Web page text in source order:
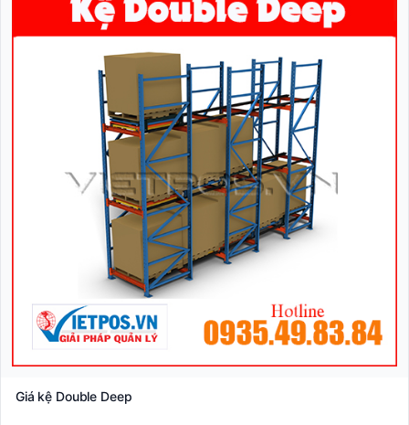
Giá kệ Double Deep